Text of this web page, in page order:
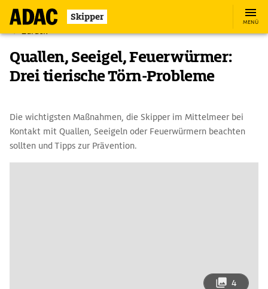
Skipper MENÜ
Zurück
Quallen, Seeigel, Feuerwürmer:
Drei tierische Törn-Probleme
Die wichtigsten Maßnahmen, die Skipper im Mittelmeer bei
Kontakt mit Quallen, Seeigeln oder Feuerwürmern beachten
sollten und Tipps zur Prävention.
4